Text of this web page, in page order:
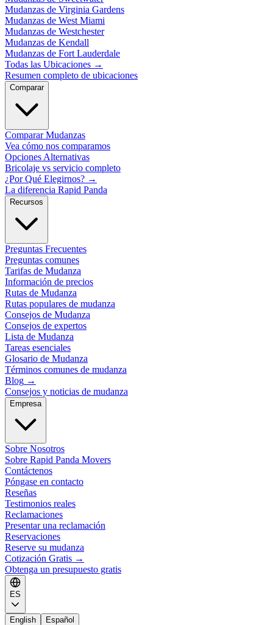
Mudanzas de Virginia Gardens
Mudanzas de West Miami
Mudanzas de Westchester
Mudanzas de Kendall
Mudanzas de Fort Lauderdale
Todas las Ubicaciones →
Resumen completo de ubicaciones
Comparar
Comparar Mudanzas
Vea cómo nos comparamos
Opciones Alternativas
Bricolaje vs servicio completo
¿Por Qué Elegirnos? →
La diferencia Rapid Panda
Recursos
Preguntas Frecuentes
Preguntas comunes
Tarifas de Mudanza
Información de precios
Rutas de Mudanza
Rutas populares de mudanza
Consejos de Mudanza
Consejos de expertos
Lista de Mudanza
Tareas esenciales
Glosario de Mudanza
Términos comunes de mudanza
Blog →
Consejos y noticias de mudanza
Empresa
Sobre Nosotros
Sobre Rapid Panda Movers
Contáctenos
Póngase en contacto
Reseñas
Testimonios reales
Reclamaciones
Presentar una reclamación
Reservaciones
Reserve su mudanza
Cotización Gratis →
Obtenga un presupuesto gratis
ES
English Español